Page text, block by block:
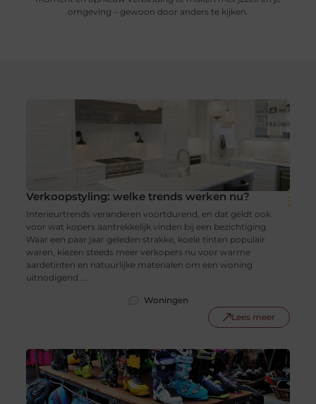
omgeving – gewoon door anders te kijken.
Verkoopstyling: welke trends werken nu?
Interieurtrends veranderen voortdurend, en dat geldt ook
voor wat kopers aantrekkelijk vinden bij een bezichtiging.
Waar een paar jaar geleden strakke, koele tinten populair
waren, kiezen steeds meer verkopers nu voor warme
aardetinten en natuurlijke materialen om een woning
uitnodigend ...
Woningen
Lees meer